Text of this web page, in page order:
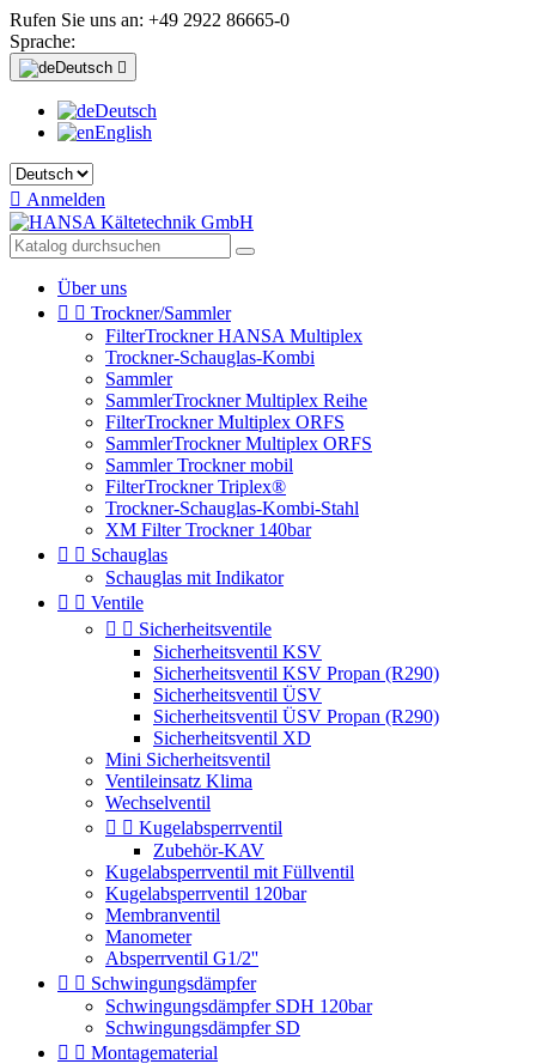
Rufen Sie uns an: +49 2922 86665-0
Sprache:
Deutsch 
Deutsch
English
 Anmelden
Über uns
  Trockner/Sammler
FilterTrockner HANSA Multiplex
Trockner-Schauglas-Kombi
Sammler
SammlerTrockner Multiplex Reihe
FilterTrockner Multiplex ORFS
SammlerTrockner Multiplex ORFS
Sammler Trockner mobil
FilterTrockner Triplex®
Trockner-Schauglas-Kombi-Stahl
XM Filter Trockner 140bar
  Schauglas
Schauglas mit Indikator
  Ventile
  Sicherheitsventile
Sicherheitsventil KSV
Sicherheitsventil KSV Propan (R290)
Sicherheitsventil ÜSV
Sicherheitsventil ÜSV Propan (R290)
Sicherheitsventil XD
Mini Sicherheitsventil
Ventileinsatz Klima
Wechselventil
  Kugelabsperrventil
Zubehör-KAV
Kugelabsperrventil mit Füllventil
Kugelabsperrventil 120bar
Membranventil
Manometer
Absperrventil G1/2''
  Schwingungsdämpfer
Schwingungsdämpfer SDH 120bar
Schwingungsdämpfer SD
  Montagematerial